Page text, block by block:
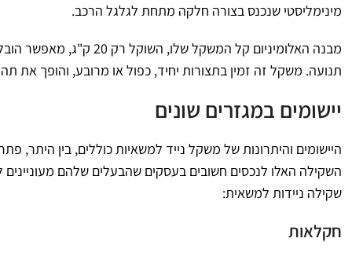
מינימליסטי שנכנס בצורה חלקה מתחת לגלגל הרכב.
מבנה האלומיניום קל
תנועה. משקל זה זמין בתצורות יחיד, כפול או מרובע, והופך
יישומים במגזרים שונים
היישומים והיתרונות של משקל נייד למשאיות כוללים, בין היתר,
השקילה האלו לנכסים חשובים בעסקים שהבעלים שלהם
שקילה ניידות למשאית:
חקלאות